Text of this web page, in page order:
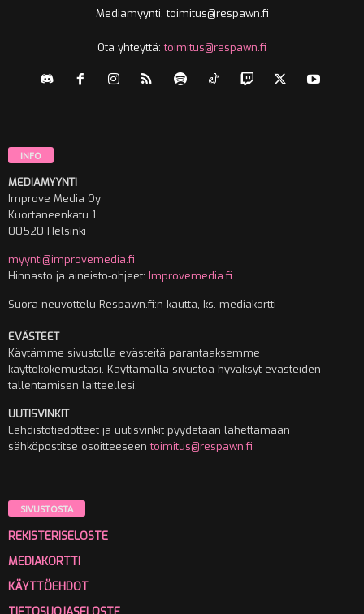
Mediamyynti, toimitus@respawn.fi
Ota yhteyttä:toimitus@respawn.fi
INFO
MEDIAMYYNTI
Improve Media Oy
Kuortaneenkatu 1
00520 Helsinki
myynti@improvemedia.fi
Hinnasto ja aineisto-ohjeet: Improvemedia.fi
Suora neuvottelu Respawn.fi:n kautta, ks. mediakortti
EVÄSTEET
Käytämme sivustolla evästeitä parantaaksemme
käyttökokemustasi. Käyttämällä sivustoa hyväksyt evästeiden
tallentamisen laitteellesi.
UUTISVINKIT
Lehdistötiedotteet ja uutisvinkit pyydetään lähettämään
sähköpostitse osoitteeseentoimitus@respawn.fi
SIVUSTOSTA
REKISTERISELOSTE
MEDIAKORTTI
KÄYTTÖEHDOT